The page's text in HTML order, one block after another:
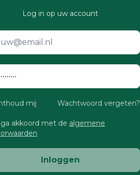
Log in op uw account
mij Wachtwoord vergeten?
akkoord met de algemene
Inloggen